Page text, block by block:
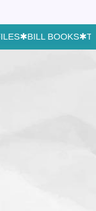
✱BILL BOOKS✱